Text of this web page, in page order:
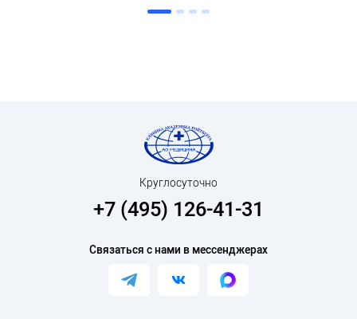
Круглосуточно
+7 (495) 126-41-31
Связаться с нами в мессенджерах